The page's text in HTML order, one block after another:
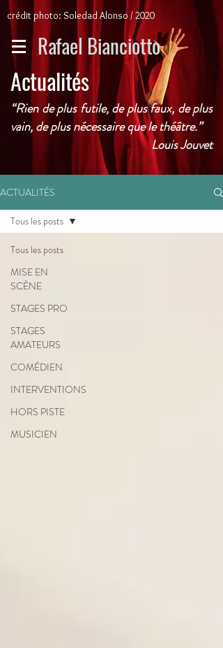
crédit photo: Soledad Alonso / 2020
Rafael Bianciotto
Actualités
“Rien de plus futile, de plus faux, de plus
vain, de plus nécessaire que le théâtre.”
Louis Jouvet
ACTUALITÉS
Tous les posts
MISE EN
SCÈNE
STAGES PRO
STAGES
AMATEURS
COMÉDIEN
INTERVENTIONS
HORS PISTE
MUSICIEN
Tous les posts